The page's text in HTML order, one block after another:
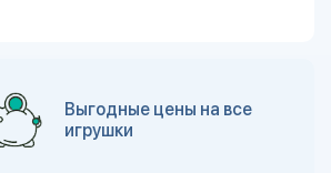
Выгодные цены на все
игрушки